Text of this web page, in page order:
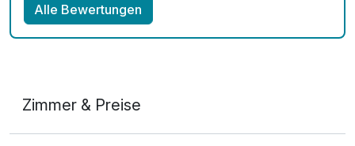
Alle Bewertungen
Zimmer & Preise